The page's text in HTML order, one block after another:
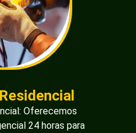
Oferecemos
24 horas para